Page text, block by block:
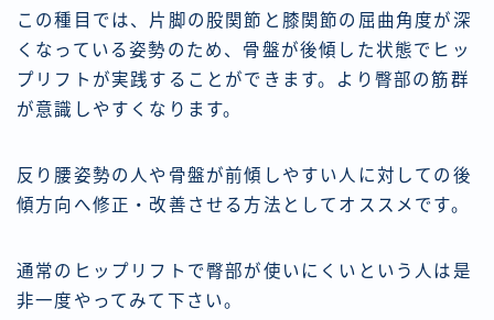
この種目では、片脚の股関節と膝関節の屈曲角度が深
くなっている姿勢のため、骨盤が後傾した状態でヒッ
プリフトが実践することができます。より臀部の筋群
が意識しやすくなります。
反り腰姿勢の人や骨盤が前傾しやすい人に対しての後
傾方向へ修正・改善させる方法としてオススメです。
通常のヒップリフトで臀部が使いにくいという人は是
非一度やってみて下さい。